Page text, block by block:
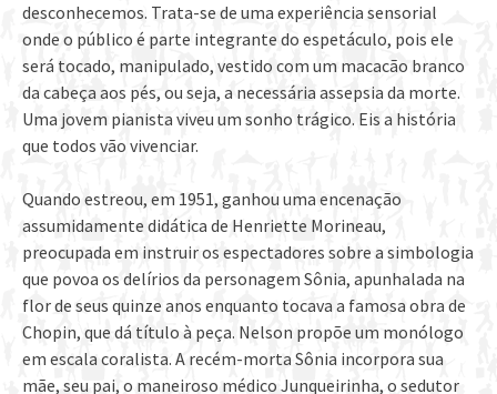
desconhecemos. Trata-se de uma experiência sensorial
onde o público é parte integrante do espetáculo, pois ele
será tocado, manipulado, vestido com um macacão branco
da cabeça aos pés, ou seja, a necessária assepsia da morte.
Uma jovem pianista viveu um sonho trágico. Eis a história
que todos vão vivenciar.
Quando estreou, em 1951, ganhou uma encenação
assumidamente didática de Henriette Morineau,
preocupada em instruir os espectadores sobre a simbologia
que povoa os delírios da personagem Sônia, apunhalada na
flor de seus quinze anos enquanto tocava a famosa obra de
Chopin, que dá título à peça. Nelson propõe um monólogo
em escala coralista. A recém-morta Sônia incorpora sua
mãe, seu pai, o maneiroso médico Junqueirinha, o sedutor